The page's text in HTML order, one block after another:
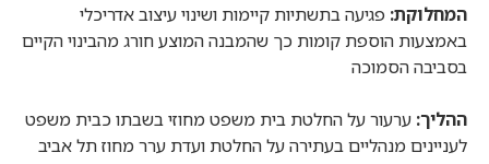
המחלוקת: פגיעה בתשתיות קיימות ושינוי עיצוב אדריכלי
באמצעות הוספת קומות כך שהמבנה המוצע חורג מהבינוי הקיים
בסביבה הסמוכה
ההליך: ערעור על החלטת בית משפט מחוזי בשבתו כבית משפט
לעניינים מנהליים בעתירה על החלטת ועדת ערר מחוז תל אביב